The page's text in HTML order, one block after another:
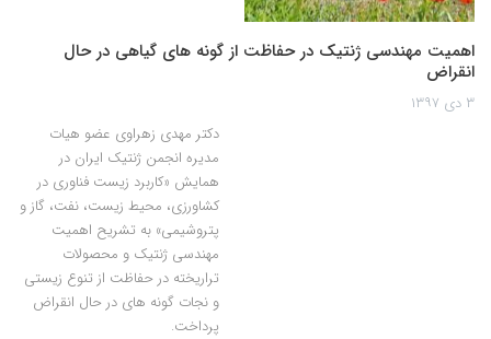
اهمیت مهندسی ژنتیک در حفاظت از گونه های گیاهی در حال
انقراض
۳ دی ۱۳۹۷
دکتر مهدی زهراوی عضو هیات
مدیره انجمن ژنتیک ایران در
همایش «کاربرد زیست فناوری در
کشاورزی، محیط زیست، نفت، گاز و
پتروشیمی» به تشریح اهمیت
مهندسی ژنتیک و محصولات
تراریخته در حفاظت از تنوع زیستی
و نجات گونه های در حال انقراض
پرداخت.